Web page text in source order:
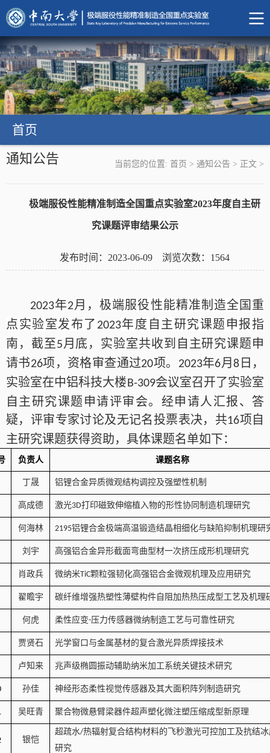
首页
通知公告 当前您的位置: 首页 > 通知公告 > 正文 >
极端服役性能精准制造全国重点实验室2023年度自主研
究课题评审结果公示
发布时间：2023-06-09 浏览次数： 1564
2023年2月，极端服役性能精准制造全国重
点实验室发布了 2023年度自主研究课题申报指
南 ，截至 5 月底，实验室共收到自主研究课题申
请书26项，资格审查通过20项。 2023年6月8 日，
实验室在中铝科技大楼 B-309会议室召开了实验室
自主研究课题申请评审会。经申请人汇报、答
疑，评审专家讨论及无记名投票表决，共16项自
主研究课题获得资助，具体课题名单如下：
负责人 课题名称
丁晟 铝锂合金异质微观结构调控及强塑性机制
高成德 激光3D打印磁致伸缩植入物的形性协同制造机理研究
何海林 2195铝锂合金极端高温锻造结晶相细化与缺陷抑制机理研
刘宇 高强铝合金异形截面弯曲型材一次挤压成形机理研究
肖政兵 微纳米TiC颗粒强韧化高强铝合金微观机理及应用研究
翟瞻宇 碳纤维增强热塑性薄壁构件自阻加热热压成型工艺及机理
何虎 柔性应变-压力传感器微纳制造工艺与可靠性研究
贾贤石 光学窗口与金属基材的复合激光异质焊接技术
卢知来 兆声级椭圆振动辅助纳米加工系统关键技术研究
孙佳 神经形态柔性视觉传感器及其大面积阵列制造研究
吴旺青 聚合物微悬臂梁器件超声塑化微注塑压缩成型新原理
银恺
超疏水/热辐射复合结构材料的飞秒激光可控加工及抗结
研究